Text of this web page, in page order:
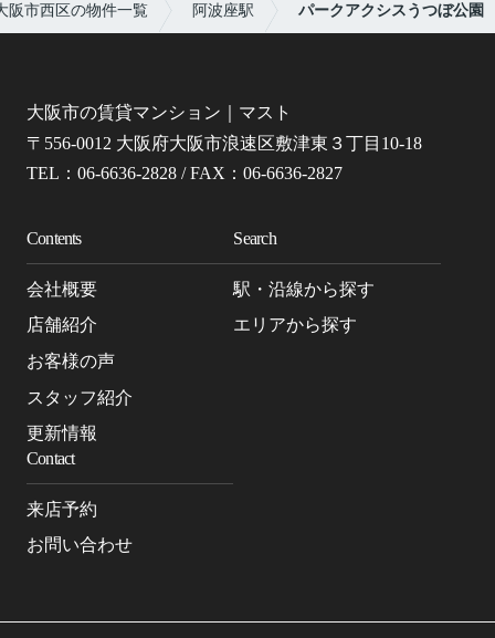
阪市西区の物件一覧 阿波座駅 パークアクシスうつぼ公園
大阪市の賃貸マンション｜マスト
〒556-0012 大阪府大阪市浪速区敷津東３丁目10-18
TEL：06-6636-2828 / FAX：06-6636-2827
Contents
会社概要
店舗紹介
お客様の声
スタッフ紹介
更新情報
Search
駅・沿線から探す
エリアから探す
Contact
来店予約
お問い合わせ